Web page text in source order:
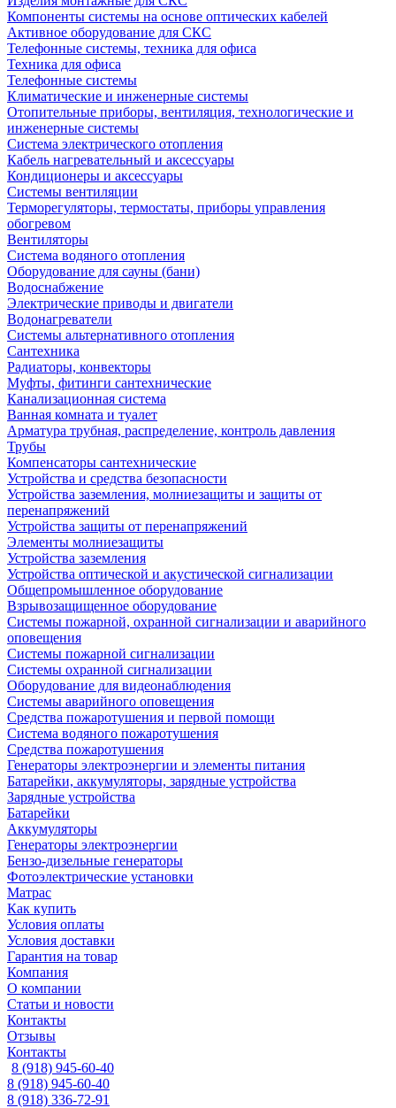
Компоненты системы на основе оптических кабелей
Активное оборудование для СКС
Телефонные системы, техника для офиса
Техника для офиса
Телефонные системы
Климатические и инженерные системы
Отопительные приборы, вентиляция, технологические и
инженерные системы
Система электрического отопления
Кабель нагревательный и аксессуары
Кондиционеры и аксессуары
Системы вентиляции
Терморегуляторы, термостаты, приборы управления
обогревом
Вентиляторы
Система водяного отопления
Оборудование для сауны (бани)
Водоснабжение
Электрические приводы и двигатели
Водонагреватели
Системы альтернативного отопления
Сантехника
Радиаторы, конвекторы
Муфты, фитинги сантехнические
Канализационная система
Ванная комната и туалет
Арматура трубная, распределение, контроль давления
Трубы
Компенсаторы сантехнические
Устройства и средства безопасности
Устройства заземления, молниезащиты и защиты от
перенапряжений
Устройства защиты от перенапряжений
Элементы молниезащиты
Устройства заземления
Устройства оптической и акустической сигнализации
Общепромышленное оборудование
Взрывозащищенное оборудование
Системы пожарной, охранной сигнализации и аварийного
оповещения
Системы пожарной сигнализации
Системы охранной сигнализации
Оборудование для видеонаблюдения
Системы аварийного оповещения
Средства пожаротушения и первой помощи
Система водяного пожаротушения
Средства пожаротушения
Генераторы электроэнергии и элементы питания
Батарейки, аккумуляторы, зарядные устройства
Зарядные устройства
Батарейки
Аккумуляторы
Генераторы электроэнергии
Бензо-дизельные генераторы
Фотоэлектрические установки
Матрас
Как купить
Условия оплаты
Условия доставки
Гарантия на товар
Компания
О компании
Статьи и новости
Контакты
Отзывы
Контакты
8 (918) 945-60-40
8 (918) 945-60-40
8 (918) 336-72-91